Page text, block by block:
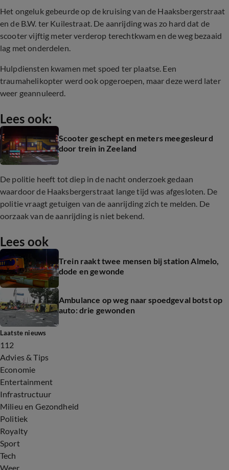
Het ongeluk gebeurde op de kruising van de Haaksbergerstraat
en de B.W. ter Kuilestraat. De aanrijding was zo hard dat de
scooter vijftig meter verderop terechtkwam en de weg bezaaid
lag met onderdelen.
Hulpdiensten kwamen met spoed ter plaatse. Een
traumahelikopter werd ook opgeroepen, maar deze werd later
weer geannuleerd.
Lees ook:
Scooter geschept en meters meegesleurd
door trein in Zeeland
De politie heeft tot diep in de nacht onderzoek gedaan
waardoor de Haaksbergerstraat lange tijd was afgesloten. De
politie vraagt getuigen van de aanrijding zich te melden. De
oorzaak van de aanrijding is niet bekend.
Lees ook
Trein raakt twee mensen bij station Almelo,
dode en gewonde
Ambulance op weg naar spoedgeval botst op
auto: drie gewonden
Laatste nieuws
112
Advies & Tips
Economie
Entertainment
Infrastructuur
Milieu en Gezondheid
Politiek
Royalty
Sport
Tech
Weer